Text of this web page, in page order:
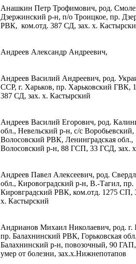
Анашкин Петр Трофимович, род.
Дзержинский р-н, п/о Троицкое, пр.
РВК, ком.отд. 387 СД, зах. х.
Андреев Александр Андреевич,
Андреев Василий Андреевич, род.
ССР, г. Харьков, пр. Харьковский ГВК,
387 СД, зах. х. Кастырский
Андреев Василий Егорович, род.
обл., Невельский р-н, с/с
Волосовский РВК, Ленинградская обл.,
Волосовский р-н, 88 ГСП, 33 ГСД, зах.
Андреев Павел Алексеевич, род.
обл., Кировоградский р-н, В.-Тагил, пр.
Кировградский РВК, ком.отд. 1275 СП,
х. Кастырский
Андрианов Михаил Николаевич, род. г.
пр. Балахнинский РВК, Горьковская
Балахнинский р-н, повозочный, 90
умер от болезни, зах.х.Нижнепотапов